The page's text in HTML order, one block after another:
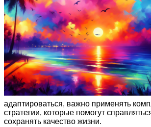
адаптироваться, важно применять
стратегии, которые помогут
сохранять качество жизни.